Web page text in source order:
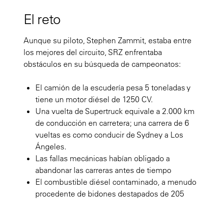
El reto
Aunque su piloto, Stephen Zammit, estaba entre
los mejores del circuito, SRZ enfrentaba
obstáculos en su búsqueda de campeonatos:
El camión de la escudería pesa 5 toneladas y
tiene un motor diésel de 1250 CV.
Una vuelta de Supertruck equivale a 2.000 km
de conducción en carretera; una carrera de 6
vueltas es como conducir de Sydney a Los
Ángeles.
Las fallas mecánicas habían obligado a
abandonar las carreras antes de tiempo
El combustible diésel contaminado, a menudo
procedente de bidones destapados de 205